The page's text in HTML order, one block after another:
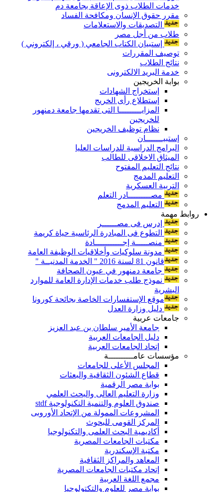
خدمات الطلاب ذوى الإعاقة بجامعة دم
مقرر حقوق الإنسان ومكافحة الفساد
التصديقات والاستعلامات
طلاب من أجل مصر
إستبيان الكتاب الجامعي ( ورقي ، إلكتروني )
توصيف المقررات
نتائج الطلاب
خدمة البريد الالكترونى
بوابة الخريجين
إستخراج الشهادات
إستطلاع رأى الخريج
المزايـــــــــا التى تقدمها جامعة دمنهور
للخريجين
نظام توظيف الخريجين
إستبيـــــــان
البرامج الدراسية للدراسات العليا
الميثاق الاخلاقى للطالب
نتائج التعليم المفتوح
التعليم المدمج
التربية العسكرية
مصـــــــــادر التعلم
التعليم المدمج
روابط مهمة
إدرس فى مصــــــر
التطوع فى المبادرة الرئاسية حياة كريمة
منصـــــة إجـــــــــــادة
مدونة سلوكيات وأخلاقيات الوظيفة العامة
قانون 81 لسنة 2016 " الخدمة المدنيــة "
جامعة دمنهور في عيون الصحافة
نموذج طلب خدمات الإدارة العامة للموارد
البشرية
موقع الإستفسارات الخاصة بجائحة كورونا
دليل وزارة العدل
جامعات عربية
جامعة الأمير سلطان بن عبد العزيز
دليل الجامعات العربية
إتحاد الجامعات العربية
مؤسسات عامــــــــــة
المجلس الأعلى للجامعات
قطاع الشئون الثقافية والبعثات
بوابة مصر الرقمية
وزارة التعليم العالى والبحث العلمي
صندوق العلوم والتنمية التكنولوجية stdf
المشروعات الممولة من الإتحاد الأوروبى
المركز القومى للبحوث
أكاديمية البحث العلمى والتكنولوجيا
مكتبات الجامعات المصرية
مكتبة الإسكندرية
المعاهد والمراكز الثقافية
إتحاد مكتبات الجامعات المصرية
مجمع اللغة العربية
بوابة مصر للعلوم والتكتولوجيا